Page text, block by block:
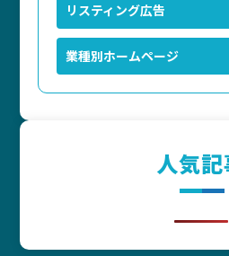
リスティング広告
業種別ホームページ
人気